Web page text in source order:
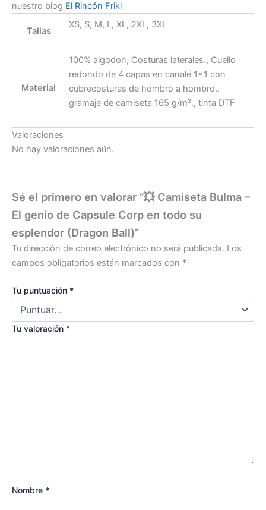
nuestro blog El Rincón Friki
Tallas
XS, S, M, L, XL, 2XL, 3XL
Material
100% algodon, Costuras laterales., Cuello
redondo de 4 capas en canalé 1×1 con
cubrecosturas de hombro a hombro.,
gramaje de camiseta 165 g/m²., tinta DTF
Valoraciones
No hay valoraciones aún.
Sé el primero en valorar “💥 Camiseta Bulma –
El genio de Capsule Corp en todo su
esplendor (Dragon Ball)”
Tu dirección de correo electrónico no será publicada. Los
campos obligatorios están marcados con *
Tu puntuación *
Tu valoración *
Nombre *